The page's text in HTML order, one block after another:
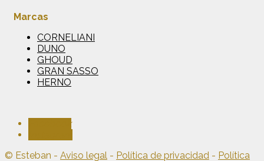
Marcas
CORNELIANI
DUNO
GHOUD
GRAN SASSO
HERNO
© Esteban - Aviso legal - Política de privacidad - Política